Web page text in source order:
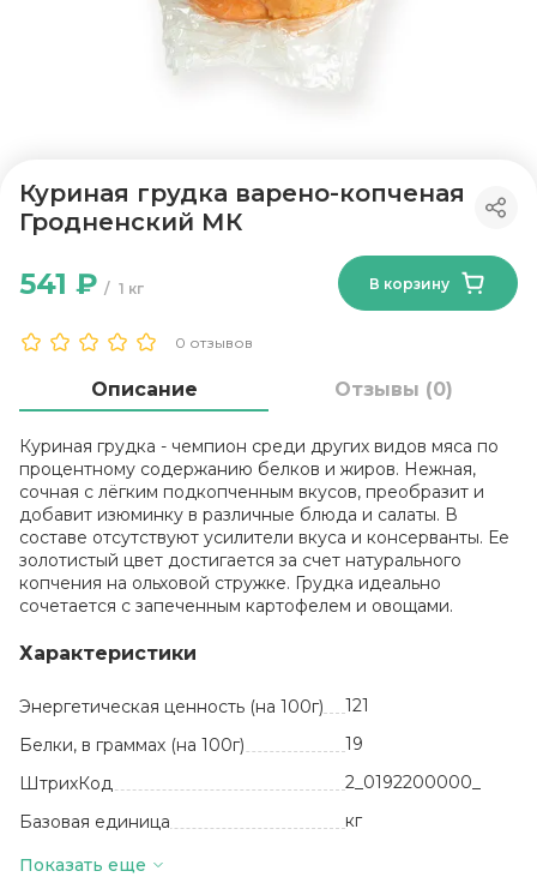
Куриная грудка варено-копченая
Гродненский МК
0 отзывов
1 кг
541 ₽ В корзину
Описание Отзывы (0)
Куриная грудка - чемпион среди других видов мяса по
процентному содержанию белков и жиров. Нежная,
сочная с лёгким подкопченным вкусов, преобразит и
добавит изюминку в различные блюда и салаты. В
составе отсутствуют усилители вкуса и консерванты. Ее
золотистый цвет достигается за счет натурального
копчения на ольховой стружке. Грудка идеально
сочетается с запеченным картофелем и овощами.
Характеристики
Энергетическая ценность (на 100г)
121
Белки, в граммах (на 100г)
19
ШтрихКод
2_0192200000_
Базовая единица
кг
Жиры, в граммах (на 100 г)
Показать еще